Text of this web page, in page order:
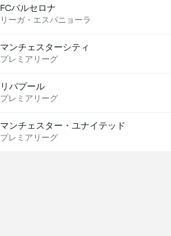
FCバルセロナ
リーガ・エスパニョーラ
マンチェスターシティ
プレミアリーグ
リバプール
プレミアリーグ
マンチェスター・ユナイテッド
プレミアリーグ